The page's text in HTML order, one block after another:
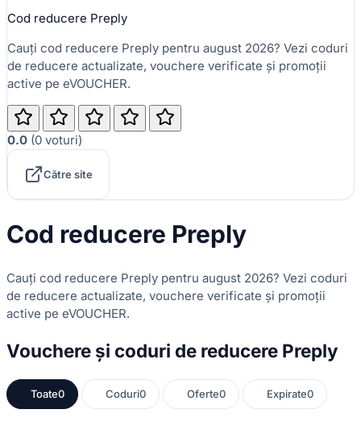
Cod reducere Preply
Cauți cod reducere Preply pentru august 2026? Vezi coduri
de reducere actualizate, vouchere verificate și promoții
active pe eVOUCHER.
0.0 (0 voturi)
Către site
Cod reducere Preply
Cauți cod reducere Preply pentru august 2026? Vezi coduri
de reducere actualizate, vouchere verificate și promoții
active pe eVOUCHER.
Vouchere și coduri de reducere Preply
Toate0 Coduri0 Oferte0 Expirate0